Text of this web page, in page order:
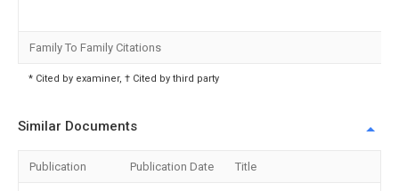
Family To Family Citations
* Cited by examiner, † Cited by third party
Similar Documents
Publication Publication Date Title